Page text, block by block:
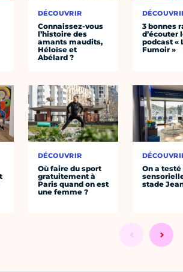
DÉCOUVRIR
Connaissez-vous
l’histoire des
amants maudits,
Héloïse et
Abélard ?
DÉCOUVRIR
Où faire du sport
gratuitement à
Paris quand on est
une femme ?
3 bonnes
d’écouter
podcast «
Fumoir »
On a
stade